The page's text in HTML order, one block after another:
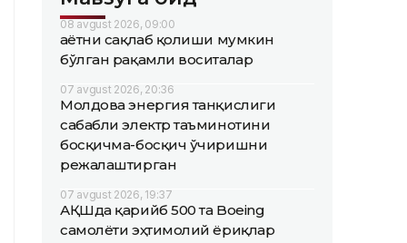
08 avgust 2026, 09:00
Ҳаётни сақлаб қолиши мумкин
бўлган рақамли воситалар
07 avgust 2026, 20:36
Молдова энергия танқислиги
сабабли электр таъминотини
босқичма-босқич ўчиришни
режалаштирган
07 avgust 2026, 19:37
АҚШда қарийб 500 та Boeing
самолёти эҳтимолий ёриқлар